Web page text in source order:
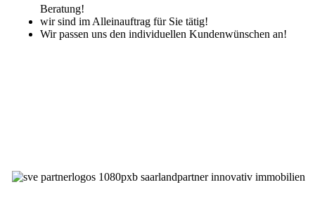
Beratung!
wir sind im Alleinauftrag für Sie tätig!
Wir passen uns den individuellen Kundenwünschen an!